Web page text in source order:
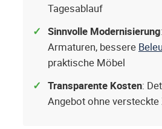
Tagesablauf
Sinnvolle Modernisierung
Armaturen, bessere
praktische Möbel
Transparente Kosten:
Angebot ohne